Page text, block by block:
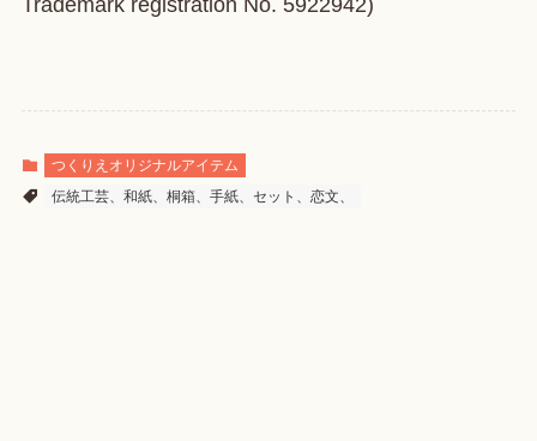
Trademark registration No. 5922942)
つくりえオリジナルアイテム
伝統工芸、和紙、桐箱、手紙、セット、恋文、